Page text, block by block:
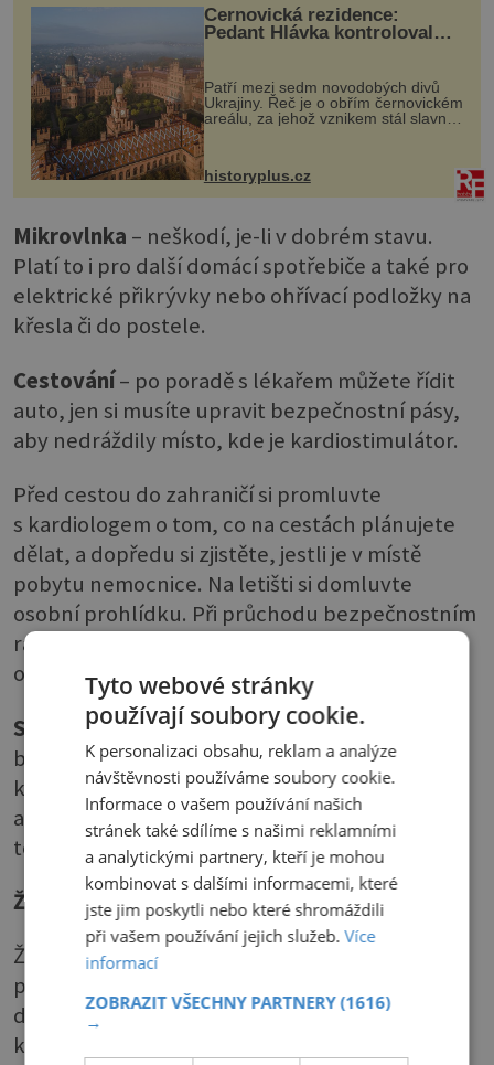
Černovická rezidence:
Pedant Hlávka kontroloval
Patří mezi sedm novodobých divů
Ukrajiny. Řeč je o obřím černovickém
areálu, za jehož vznikem stál slavný
český architekt Josef Hlávka. Ten si
na něm dal mimořádně záležet. Jeho
historyplus.cz
Mikrovlnka – neškodí, je-li v dobrém stavu.
Platí to i pro další domácí spotřebiče a také pro
elektrické přikrývky nebo ohřívací podložky na
křesla či do postele.
Cestování– po poradě s lékařem můžete řídit
auto, jen si musíte upravit bezpečnostní pásy,
aby nedráždily místo, kde je kardiostimulátor.
Před cestou do zahraničí si promluvte
s kardiologem o tom, co na cestách plánujete
dělat, a dopředu si zjistěte, jestli je v místě
pobytu nemocnice. Na letišti si domluvte
osobní prohlídku. Při průchodu bezpečnostním
rámem kardiostimulátor spouští alarm. Kvůli
ověření mějte u sebe identifikační kartu.
Sport
– vhodná je turistika, plavání, golf,
bowling, rybaření. Někteří pacienti mohou po
konzultaci s lékařem provozovat i namáhavější
aktivity, jako např. běhání, badminton nebo
tenis.
Životnost kardiostimulátoru
Životnost kardiostimulátoru záleží na typu
přístroje a na typu arytmie, kvůli které jste ho
dostali. Stav baterie se sleduje při každé
kontrole u lékaře, což bývá dvakrát do roka.
Tyto webové stránky
používají soubory cookie.
K personalizaci obsahu, reklam a analýze
návštěvnosti používáme soubory cookie.
Informace o vašem používání našich
stránek také sdílíme s našimi reklamními
a analytickými partnery, kteří je mohou
kombinovat s dalšími informacemi, které
jste jim poskytli nebo které shromáždili
při vašem používání jejich služeb.Více
informací
ZOBRAZIT VŠECHNY PARTNERY(1616)
→